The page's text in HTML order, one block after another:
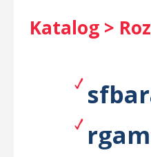
Katalog >